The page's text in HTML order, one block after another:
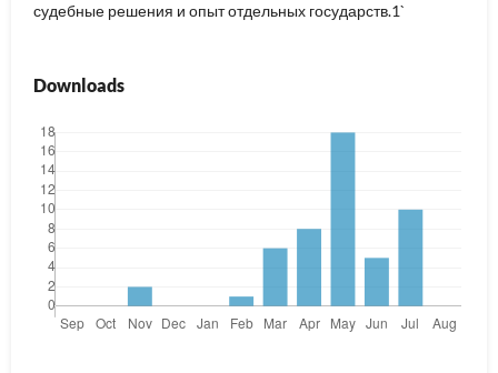
судебные решения и опыт отдельных государств.1`
Downloads